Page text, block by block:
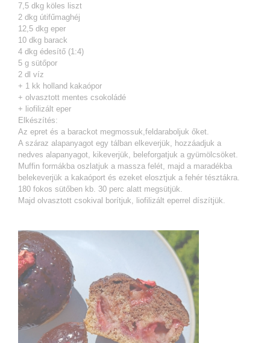
7,5 dkg köles liszt
2 dkg útifűmaghéj
12,5 dkg eper
10 dkg barack
4 dkg édesítő (1:4)
5 g sütőpor
2 dl víz
+ 1 kk holland kakaópor
+ olvasztott mentes csokoládé
+ liofilizált eper
Elkészítés:
Az epret és a barackot megmossuk,feldaraboljuk őket.
A száraz alapanyagot egy tálban elkeverjük, hozzáadjuk a
nedves alapanyagot, kikeverjük, beleforgatjuk a gyümölcsöket.
Muffin formákba oszlatjuk a massza felét, majd a maradékba
belekeverjük a kakaóport és ezeket elosztjuk a fehér tésztákra.
180 fokos sütőben kb. 30 perc alatt megsütjük.
Majd olvasztott csokival borítjuk, liofilizált eperrel díszítjük.